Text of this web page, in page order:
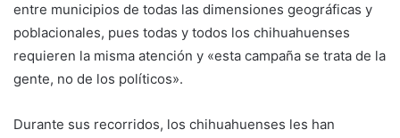
entre municipios de todas las dimensiones geográficas y
poblacionales, pues todas y todos los chihuahuenses
requieren la misma atención y «esta campaña se trata de la
gente, no de los políticos».
Durante sus recorridos, los chihuahuenses les han